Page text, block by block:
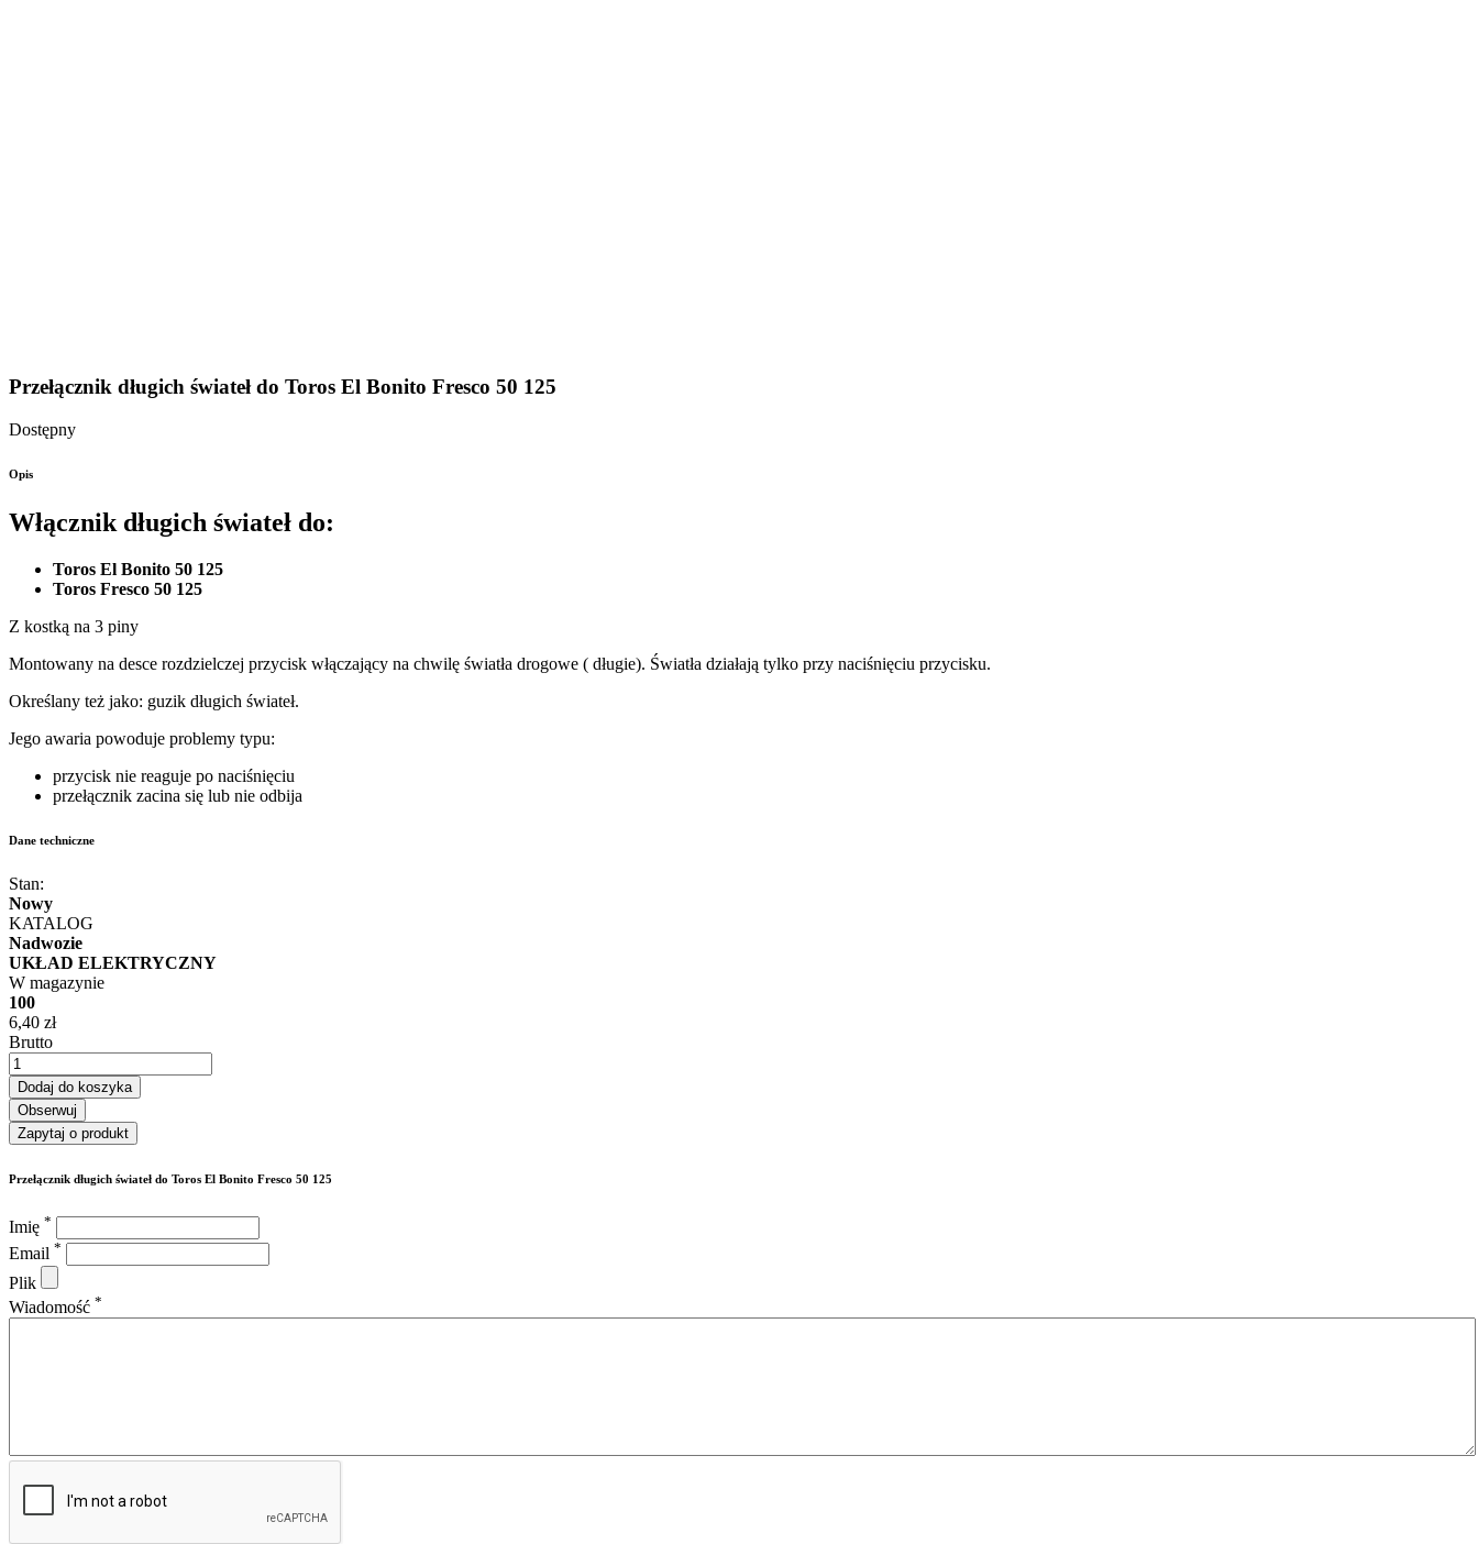
Przełącznik długich świateł do Toros El Bonito Fresco 50 125
Dostępny
Opis
Włącznik długich świateł do:
Toros El Bonito 50 125
Toros Fresco 50 125
Z kostką na 3 piny
Montowany na desce rozdzielczej przycisk włączający na chwilę światła drogowe ( długie). Światła działają tylko przy naciśnięciu przycisku.
Określany też jako: guzik długich świateł.
Jego awaria powoduje problemy typu:
przycisk nie reaguje po naciśnięciu
przełącznik zacina się lub nie odbija
Dane techniczne
Stan:
Nowy
KATALOG
Nadwozie
UKŁAD ELEKTRYCZNY
W magazynie
100
6,40 zł
Brutto
Dodaj do koszyka
Obserwuj
Zapytaj o produkt
Przełącznik długich świateł do Toros El Bonito Fresco 50 125
Imię *
Email *
Plik
Wiadomość *